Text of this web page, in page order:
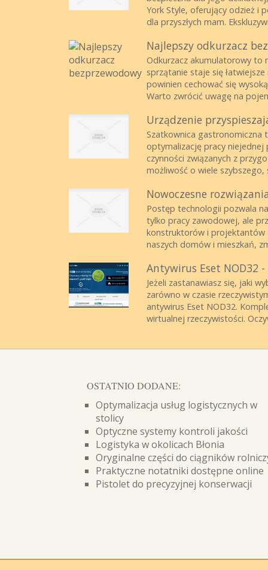
York Style, oferujący odzież i
dla przyszłych mam.
Najlepszy odkurzacz
Odkurzacz akumulatorowy to
sprzątanie staje się
powinien cechować się
Warto zwrócić uwagę na
Urządzenie
Szatkownica gastronomiczna
optymalizację pracy niejednej
czynności związanych z
możliwość o wiele szybszego,
Nowoczesne
Postęp technologii pozwala
tylko pracy zawodowej, ale
konstruktorów i projektantów
naszych domów i mieszkań,
Antywirus Eset NOD32
Jeżeli zastanawiasz się, jaki
zarówno w czasie
antywirus Eset NOD32.
wirtualnej rzeczywistości.
OSTATNIO DODANE:
Optymalizacja usług logistycznych w
stolicy
Optyczne systemy kontroli jakości
Logistyka w okolicach Błonia
Oryginalne części do ciągników
Praktyczne notatniki dostępne online
Pistolet do precyzyjnej konserwacji